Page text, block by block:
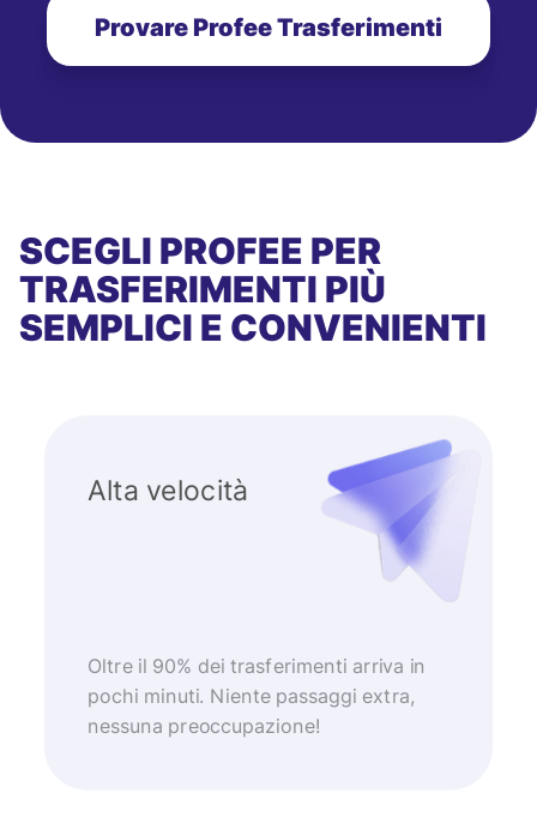
Provare Profee Trasferimenti
SCEGLI PROFEE PER
TRASFERIMENTI PIÙ
SEMPLICI E CONVENIENTI
Alta velocità
Oltre il 90% dei trasferimenti arriva in
pochi minuti. Niente passaggi extra,
nessuna preoccupazione!